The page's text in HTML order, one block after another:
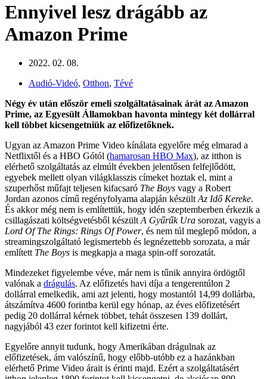
Ennyivel lesz drágább az
Amazon Prime
2022. 02. 08.
Audió-Videó, Otthon, Tévé
Négy év után először emeli szolgáltatásainak árát az Amazon
Prime, az Egyesült Államokban havonta mintegy két dollárral
kell többet kicsengetniük az előfizetőknek.
Ugyan az Amazon Prime Video kínálata egyelőre még elmarad a
Netflixtől és a HBO Gótól (hamarosan HBO Max), az itthon is
elérhető szolgáltatás az elmúlt években jelentősen felfejlődött,
egyebek mellett olyan világklasszis címeket hoztak el, mint a
szuperhőst műfajt teljesen kifacsaró The Boys vagy a Robert
Jordan azonos című regényfolyama alapján készültAz Idő Kereke.
És akkor még nem is említettük, hogy idén szeptemberben érkezik a
csillagászati költségvetésből készültA Gyűrűk Ura sorozat, vagyis a
Lord Of The Rings: Rings Of Power, és nem túl meglepő módon, a
streamingszolgáltató legismertebb és legnézettebb sorozata, a már
említett The Boys is megkapja a maga spin-off sorozatát.
Mindezeket figyelembe véve, már nem is tűnik annyira ördögtől
valónak a drágulás. Az előfizetés havi díja a tengerentúlon 2
dollárral emelkedik, ami azt jelenti, hogy mostantól 14,99 dollárba,
átszámítva 4600 forintba kerül egy hónap, az éves előfizetésért
pedig 20 dollárral kérnek többet, tehát összesen 139 dollárt,
nagyjából 43 ezer forintot kell kifizetni érte.
Egyelőre annyit tudunk, hogy Amerikában drágulnak az
előfizetések, ám valószínű, hogy előbb-utóbb ez a hazánkban
elérhető Prime Video árait is érinti majd. Ezért a szolgáltatásért